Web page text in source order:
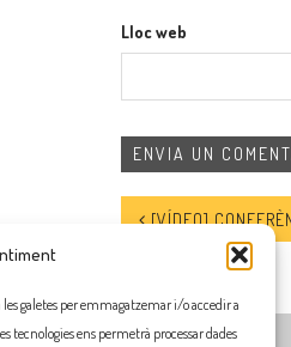
galetes per emmagatzemar i/o accedir a
tecnologies ens permetrà processar dades
Lloc web
[VÍDEO] CONFERÈNCIA EL PAPEL DEL